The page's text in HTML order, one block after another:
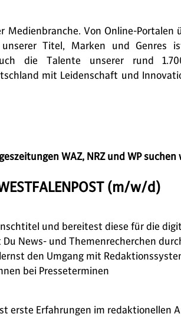
Medienbranche. Von Online-
Titel, Marken und Genres
die Talente unserer rund
mit Leidenschaft und
WAZ, NRZ und WP suchen
(m/w/d)
und bereitest diese für die
News- und Themenrecherchen
den Umgang mit
bei Presseterminen
erste Erfahrungen im redaktionellen